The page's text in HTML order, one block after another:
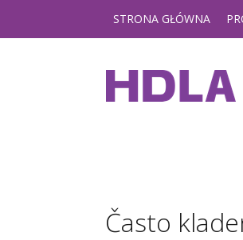
STRONA GŁÓWNA
Často